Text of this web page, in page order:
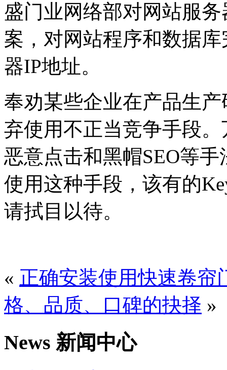
盛门业网络部对网站服
案，对网站程序和数据
器IP地址。
奉劝某些企业在产品生
弃使用不正当竞争手段
恶意点击和黑帽SEO等
使用这种手段，该有的
请拭目以待。
« 正确安装使用快速卷帘
格、品质、口碑的抉择 »
News 新闻中心